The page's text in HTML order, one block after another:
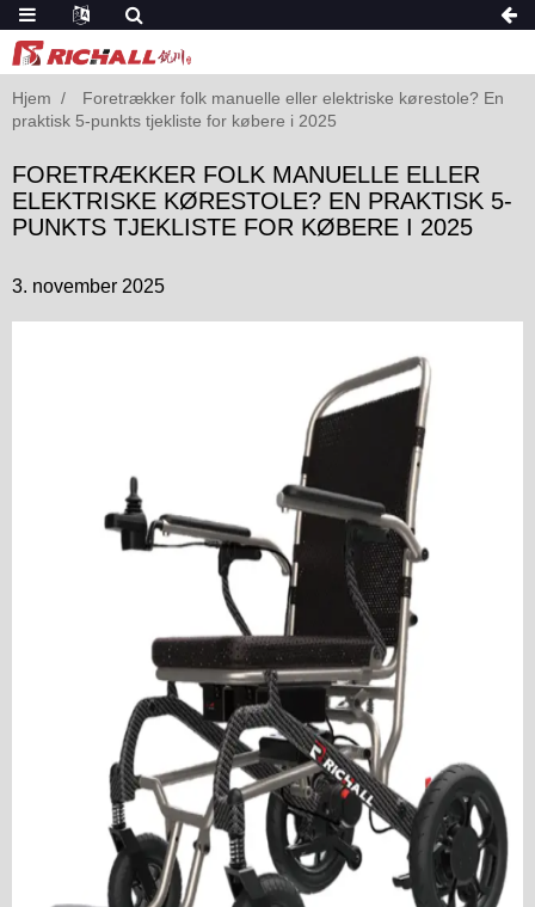
Hjem
Foretrækker folk manuelle eller elektriske kørestole? En
praktisk 5-punkts tjekliste for købere i 2025
FORETRÆKKER FOLK MANUELLE ELLER
ELEKTRISKE KØRESTOLE? EN PRAKTISK 5-
PUNKTS TJEKLISTE FOR KØBERE I 2025
3. november 2025